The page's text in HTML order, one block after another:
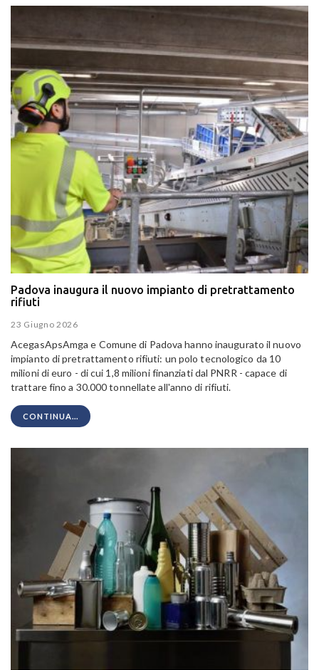
Padova inaugura il nuovo impianto di pretrattamento
rifiuti
23 Giugno 2026
AcegasApsAmga e Comune di Padova hanno inaugurato il nuovo
impianto di pretrattamento rifiuti: un polo tecnologico da 10
milioni di euro - di cui 1,8 milioni finanziati dal PNRR - capace di
trattare fino a 30.000 tonnellate all'anno di rifiuti.
CONTINUA...